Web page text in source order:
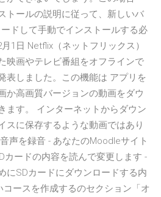
トールの説明に従って、新しいバ
ドして手動でインストールする必
1日 Netflix（ネットフリックス）
映画やテレビ番組をオフラインで
表しました。この機能は アプリを
か高画質バージョンの動画をダウ
ます。 インターネットからダウン
スに保存するような動画ではあり
声を録音 - あなたのMoodleサイト
カードの内容を読んで変更します -
にSDカードにダウンロードする内
ースを作成するのセクション「オ